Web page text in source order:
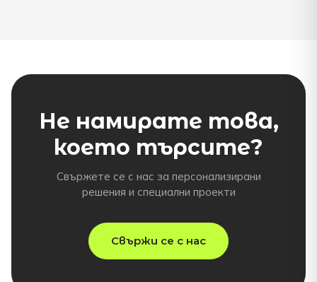
Не намирате това,
което търсите?
Свържете се с нас за персонализирани
решения и специални проекти
Свържи се с нас